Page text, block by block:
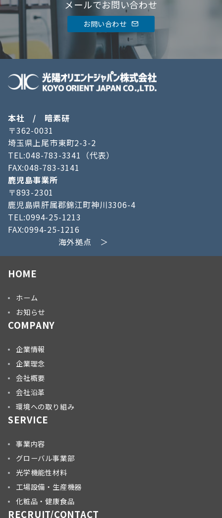
メールでお問い合わせ
お問い合わせ
本社 / 暗素研
〒362-0031
埼玉県上尾市東町2-3-2
TEL:048-783-3341（代表）
FAX:048-783-3141
鹿児島事業所
〒893-2301
鹿児島県肝属郡錦江町神川3306-4
TEL:0994-25-1213
FAX:0994-25-1216
海外拠点 ＞
HOME
ホーム
お知らせ
COMPANY
企業情報
企業理念
会社概要
会社沿革
環境への取り組み
SERVICE
事業内容
グローバル事業部
光学機能性材料
工場設備・生産機器
化粧品・健康食品
RECRUIT/CONTACT